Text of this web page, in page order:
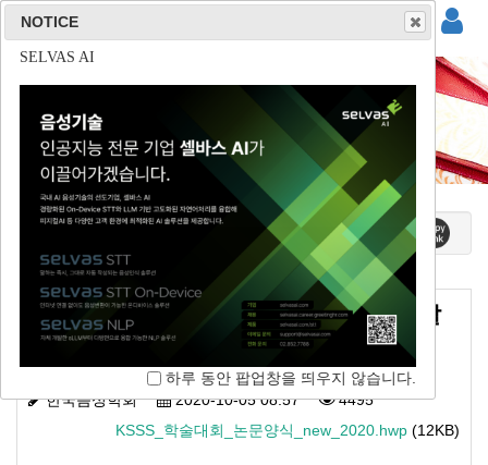
자료실
홈 / 커뮤니티 / 자료실
2020 한국음성학회 가을 학술대회 논문발
표 양식
한국음성학회 2020-10-05 08:57
4495
KSSS_학술대회_논문양식_new_2020.hwp (12KB)
NOTICE
(주)사운드마인드
하루 동안 팝업창을 띄우지 않습니다.
NOTICE
(주)튜터러스랩스
하루 동안 팝업창을 띄우지 않습니다.
NOTICE
(주)리드스피커코리아
하루 동안 팝업창을 띄우지 않습니다.
NOTICE
SELVAS AI
하루 동안 팝업창을 띄우지 않습니다.